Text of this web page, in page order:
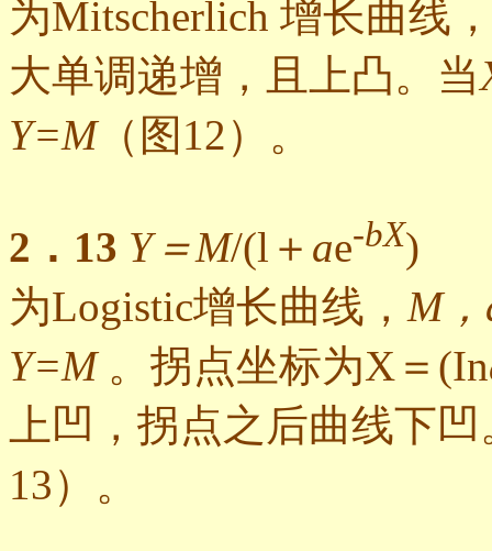
为Mitscherlich 增长曲线
大单调递增，且上凸。当
Y=M（图12）。
2．13 Y＝M/(l＋ ae-bX)
为Logistic增长曲线， M
Y=M。拐点坐标为X＝(In
上凹，拐点之后曲线下
13）。